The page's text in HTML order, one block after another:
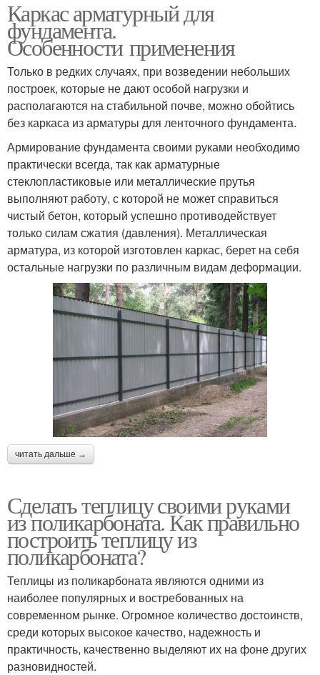
Каркас арматурный для
фундамента.
Особенности применения
Только в редких случаях, при возведении небольших
построек, которые не дают особой нагрузки и
располагаются на стабильной почве, можно обойтись
без каркаса из арматуры для ленточного фундамента.
Армирование фундамента своими руками необходимо
практически всегда, так как арматурные
стеклопластиковые или металлические прутья
выполняют работу, с которой не может справиться
чистый бетон, который успешно противодействует
только силам сжатия (давления). Металлическая
арматура, из которой изготовлен каркас, берет на себя
остальные нагрузки по различным видам деформации.
читать дальше →
Сделать теплицу своими руками
из поликарбоната. Как правильно
построить теплицу из
поликарбоната?
Теплицы из поликарбоната являются одними из
наиболее популярных и востребованных на
современном рынке. Огромное количество достоинств,
среди которых высокое качество, надежность и
практичность, качественно выделяют их на фоне других
разновидностей.